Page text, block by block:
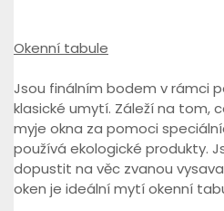
Okenní tabule
Jsou finálním bodem v rámci
klasické umytí. Záleží na tom,
myje okna za pomoci
používá ekologické produkty.
dopustit na věc zvanou
oken je ideální mytí okenní